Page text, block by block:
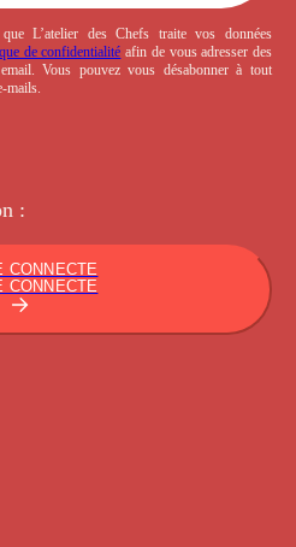
L’atelier des Chefs traite vos données
de confidentialité afin de vous adresser des
Vous pouvez vous désabonner à tout
mails.
:
CONNECTE
CONNECTE